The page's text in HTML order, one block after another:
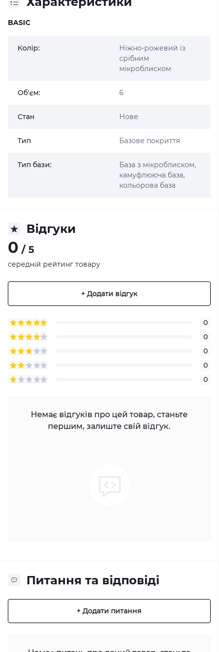
BASIC
Колір:
Ніжно-рожевий із
срібним
мікроблиском
Об'єм: 6
Стан Нове
Тип Базове покриття
Тип бази:
База з мікроблиском,
камуфлююча база,
кольорова база
Відгуки
0 / 5
середній рейтинг товару
+ Додати відгук
0
0
0
0
0
Немає відгуків про цей товар, станьте
першим, залиште свій відгук.
Питання та відповіді
+ Додати питання